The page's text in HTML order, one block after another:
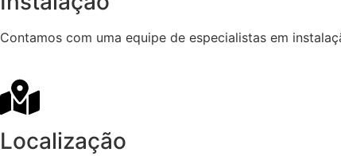
Contamos com uma equipe de especialistas em
Localização